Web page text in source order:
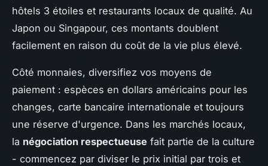
hôtels 3 étoiles et restaurants locaux de qualité. Au
Japon ou Singapour, ces montants doublent
facilement en raison du coût de la vie plus élevé.
Côté monnaies, diversifiez vos moyens de
paiement : espèces en dollars américains pour les
changes, carte bancaire internationale et toujours
une réserve d'urgence. Dans les marchés locaux,
la négociation respectueuse fait partie de la culture
- commencez par diviser le prix initial par trois et